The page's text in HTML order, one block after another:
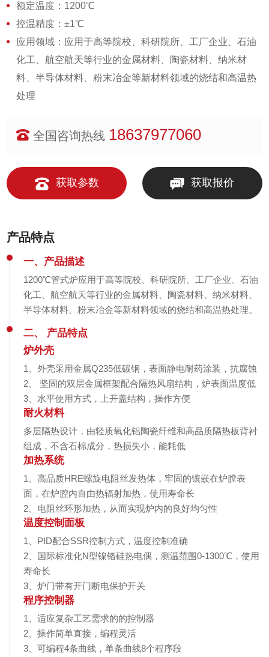
额定温度：1200℃
控温精度：±1℃
应用领域：应用于高等院校、科研院所、工厂企业、石油
化工、航空航天等行业的金属材料、陶瓷材料、纳米材
料、半导体材料、粉末冶金等新材料领域的烧结和高温热
处理
全国咨询热线 18637977060
获取参数 获取报价
产品特点
一、产品描述
1200℃管式炉应用于高等院校、科研院所、工厂企业、石油
化工、航空航天等行业的金属材料、陶瓷材料、纳米材料、
半导体材料、粉末冶金等新材料领域的烧结和高温热处理。
二、 产品特点
炉外壳
1、外壳采用金属Q235低碳钢，表面静电耐药涂装，抗腐蚀
2、 坚固的双层金属框架配合隔热风扇结构，炉表面温度低
3、水平使用方式，上开盖结构，操作方便
耐火材料
多层隔热设计，由轻质氧化铝陶瓷纤维和高品质隔热板背衬
组成，不含石棉成分，热损失小，能耗低
加热系统
1、高品质HRE螺旋电阻丝发热体，牢固的镶嵌在炉膛表
面，在炉腔内自由热辐射加热，使用寿命长
2、电阻丝环形加热，从而实现炉内的良好均匀性
温度控制面板
1、PID配合SSR控制方式，温度控制准确
2、国际标准化N型镍铬硅热电偶，测温范围0-1300℃，使用
寿命长
3、炉门带有开门断电保护开关
程序控制器
1、适应复杂工艺需求的的控制器
2、操作简单直接，编程灵活
3、可编程4条曲线，单条曲线8个程序段